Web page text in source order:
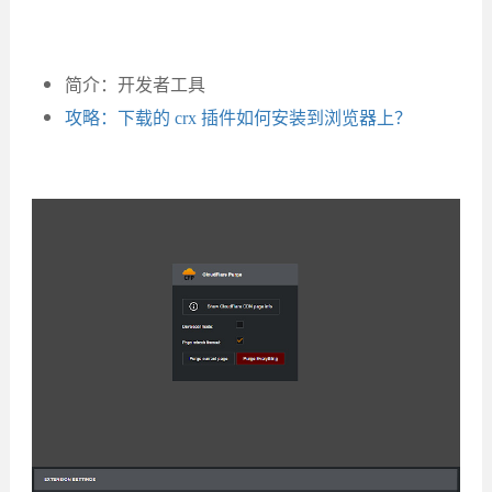
简介：开发者工具
攻略：下载的 crx 插件如何安装到浏览器上？